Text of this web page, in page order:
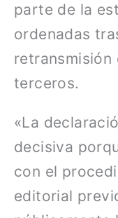
parte de la
ordenadas
retransmisión
terceros.
«La
decisiva
con el
editorial